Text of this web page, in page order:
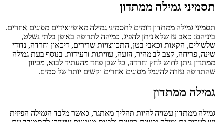
תסמיני גמילה ממתדון
תסמיני גמילה ממתדון דומים לתסמיני גמילה מאופיואידים מסוגים אחרים.
ביניהם: כאב עז שלא ניתן להפיג, כמיהה לתרופה באופן בלתי נשלט,
שלשולים, הקאות וכאבי בטן, התכווצויות שרירים, דיכאון וחרדה, נדודי
שינה, פריחה, קצב לב מהיר, הזעה, עוויתות ורעידות. בנוסף בעת גמילה
ממתדון ניתן לחוש לחץ וחרדה, כל שכן פחד מהעתיד לבוא, מכיוון
שהתרופה עזרה להיגמל מסוגים אחרים וקשים יותר של סמים.
גמילה ממתדון
גמילה ממתדון עשויה להיות תהליך מאתגר, כאשר מלבד הגמילה הפיזית